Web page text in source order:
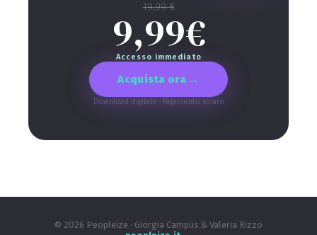
19,99 €
9,99€
Accesso immediato
Acquista ora →
Download digitale · Pagamento sicuro
© 2026 Peopleize · Giorgia Campus & Valeria Rizzo